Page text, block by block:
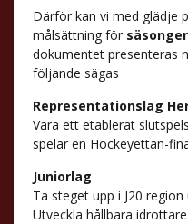
Därför kan vi med glädje
målsättning för
dokumentet presenteras
följande sägas
Representationslag
Vara ett etablerat
spelar en Hockeyettan-
Juniorlag
Ta steget upp i J20
Utveckla hållbara